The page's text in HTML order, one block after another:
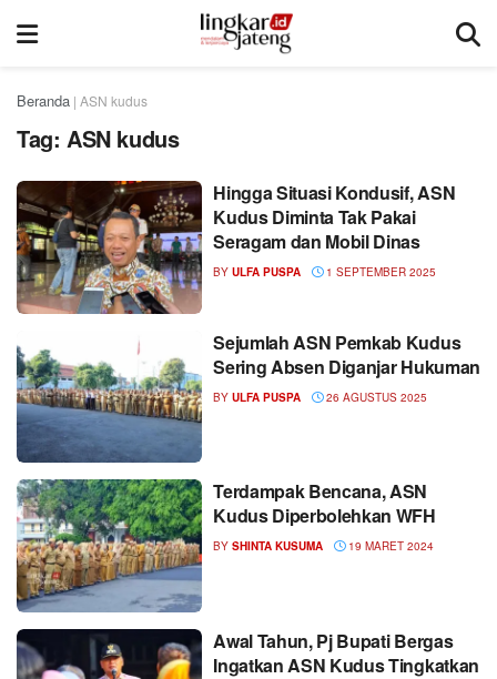
Beranda | ASN kudus
Tag: ASN kudus
Hingga Situasi Kondusif, ASN
Kudus Diminta Tak Pakai
Seragam dan Mobil Dinas
BY ULFA PUSPA 1 SEPTEMBER 2025
Sejumlah ASN Pemkab Kudus
Sering Absen Diganjar Hukuman
BY ULFA PUSPA 26 AGUSTUS 2025
Terdampak Bencana, ASN
Kudus Diperbolehkan WFH
BY SHINTA KUSUMA 19 MARET 2024
Awal Tahun, Pj Bupati Bergas
Ingatkan ASN Kudus Tingkatkan